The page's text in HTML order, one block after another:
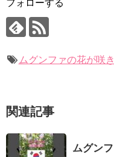
Jin-Crash Landing On
キングを一部公開（
Powered by livedoor 相
【裏芸能】キムユ
いでしょ？” Big News TV
幻の王女チャミョ
か」出演で話題 Big News
フォローする
ムグンファの花が咲
関連記事
ムグン